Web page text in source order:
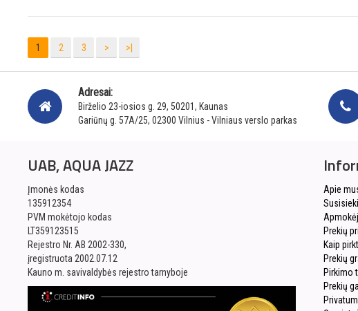
1 2 3 > >|
Adresai:
Birželio 23-iosios g. 29, 50201, Kaunas
Gariūnų g. 57A/25, 02300 Vilnius - Vilniaus verslo parkas
UAB, AQUA JAZZ
Įmonės kodas
135912354
PVM mokėtojo kodas
LT359123515
Rejestro Nr. AB 2002-330,
įregistruota 2002.07.12
Kauno m. savivaldybės rejestro tarnyboje
Apie
Prekių
Kaip
Prekių
Pirkimo
Prekių